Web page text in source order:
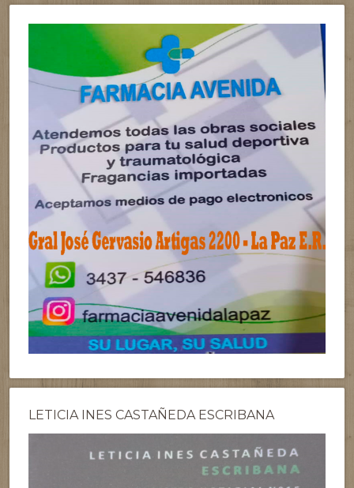
LETICIA INES CASTAÑEDA ESCRIBANA